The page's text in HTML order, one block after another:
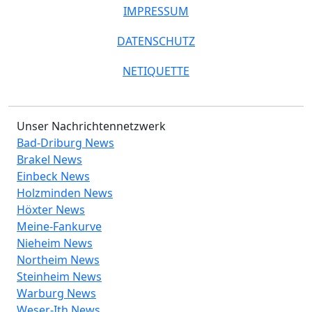
IMPRESSUM
DATENSCHUTZ
NETIQUETTE
Unser Nachrichtennetzwerk
Bad-Driburg News
Brakel News
Einbeck News
Holzminden News
Höxter News
Meine-Fankurve
Nieheim News
Northeim News
Steinheim News
Warburg News